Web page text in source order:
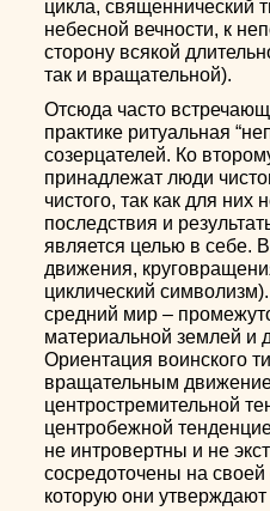
цикла, священнический
небесной вечности, к
сторону всякой
так и вращательной).
Отсюда часто
практике ритуальная
созерцателей. Ко
принадлежат люди
чистого, так как для
последствия и
является целью в себе.
движения,
циклический
средний мир –
материальной землей и
Ориентация воинского
вращательным
центростремительной
центробежной
не интровертны и не
сосредоточены на своей
которую они